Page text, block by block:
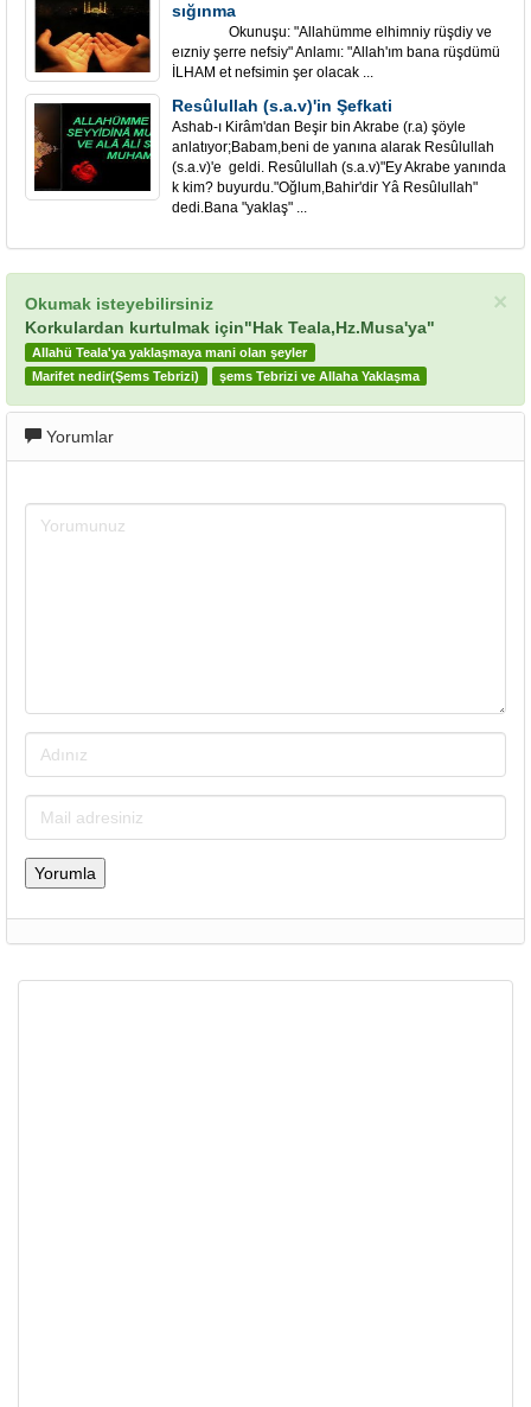
sığınma
Okunuşu: "Allahümme elhimniy rüşdiy ve
eızniy şerre nefsiy" Anlamı: "Allah'ım bana rüşdümü
İLHAM et nefsimin şer olacak ...
Resûlullah (s.a.v)'in Şefkati
Ashab-ı Kirâm'dan Beşir bin Akrabe (r.a) şöyle
anlatıyor;Babam,beni de yanına alarak Resûlullah
(s.a.v)'e geldi. Resûlullah (s.a.v)"Ey Akrabe yanında
k kim? buyurdu."Oğlum,Bahir'dir Yâ Resûlullah"
dedi.Bana "yaklaş" ...
×
Okumak isteyebilirsiniz
Korkulardan kurtulmak için"Hak Teala,Hz.Musa'ya"
Allahü Teala'ya yaklaşmaya mani olan şeyler
Marifet nedir(Şems Tebrizi)
şems Tebrizi ve Allaha Yaklaşma
Yorumlar